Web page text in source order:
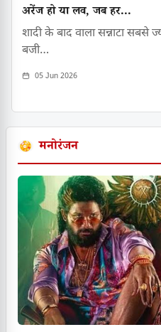
अरेंज हो या लव, जब हर...
शादी के बाद वाला सन्नाटा सबसे
बजी…
05 Jun 2026
मनोरंजन